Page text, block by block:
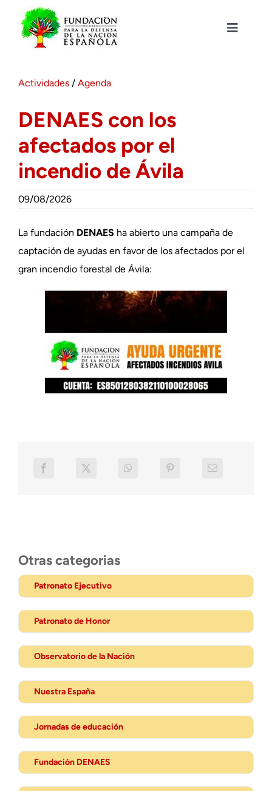
contenido
Toggle
Actualidad
Actividades
Actividades/ Agenda
DENAES con los
afectados por el
incendio de Ávila
09/08/2026
La fundación DENAES ha abierto una campaña de
captación de ayudas en favor de los afectados por el
gran incendio forestal de Ávila:
Otras categorias
Patronato Ejecutivo
Patronato de Honor
Observatorio de la Nación
Nuestra España
Jornadas de educación
Fundación DENAES